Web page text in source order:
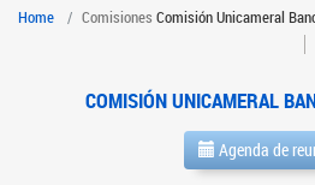
Home Comisiones Comisión Unicameral
COMISIÓN UNICAMERAL
Agenda de